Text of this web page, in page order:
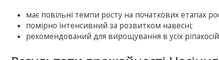
має повільні темпи росту на початкових етапах
помірно інтенсивний за розвитком навесні;
рекомендований для вирощування в усіх